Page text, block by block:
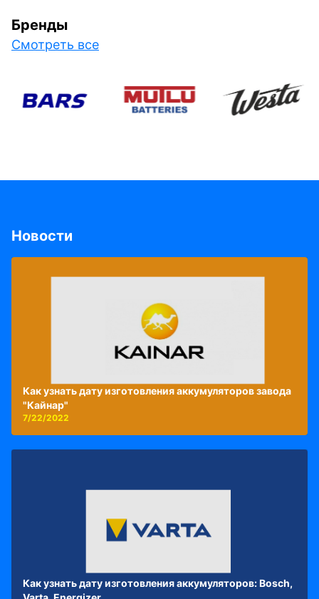
Бренды
Смотреть все
Новости
Как узнать дату изготовления аккумуляторов завода
"Кайнар"
7/22/2022
Как узнать дату изготовления аккумуляторов: Bosch,